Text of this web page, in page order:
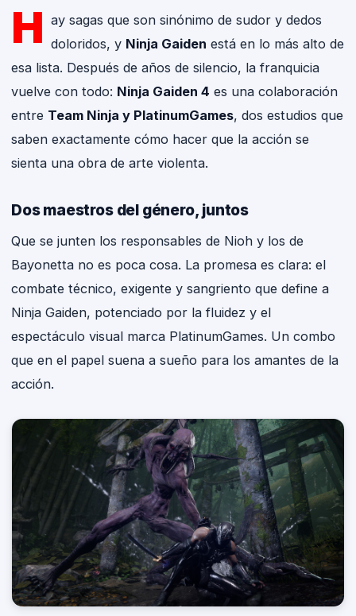
H ay sagas que son sinónimo de sudor y dedos
doloridos, y Ninja Gaiden está en lo más alto de
esa lista. Después de años de silencio, la franquicia
vuelve con todo: Ninja Gaiden 4 es una colaboración
entre Team Ninja y PlatinumGames, dos estudios que
saben exactamente cómo hacer que la acción se
sienta una obra de arte violenta.
Dos maestros del género, juntos
Que se junten los responsables de Nioh y los de
Bayonetta no es poca cosa. La promesa es clara: el
combate técnico, exigente y sangriento que define a
Ninja Gaiden, potenciado por la fluidez y el
espectáculo visual marca PlatinumGames. Un combo
que en el papel suena a sueño para los amantes de la
acción.